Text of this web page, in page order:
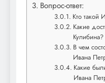
Вопрос-ответ:
Кто такой
Какие
Кулибина?
В чем
Ивана
Какие
Ивана